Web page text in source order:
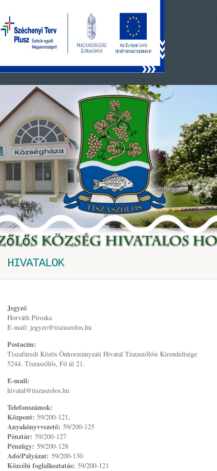
HIVATALOK
Jegyző
Horváth Piroska
E-mail: jegyzo@tiszaszolos.hu
Postacím:
Tiszafüredi Közös Önkormányzati Hivatal Tiszaszőlősi Kirendeltsége
5244. Tiszaszőlős, Fő út 21.
E-mail:
hivatal@tiszaszolos.hu
Telefonszámok:
Központ: 59/200-121,
Anyakönyvvezető: 59/200-125
Pénztár: 59/200-127
Pénzügy: 59/200-128
Adó/Pályázat: 59/200-130
Közcélú foglalkoztatás: 59/200-121